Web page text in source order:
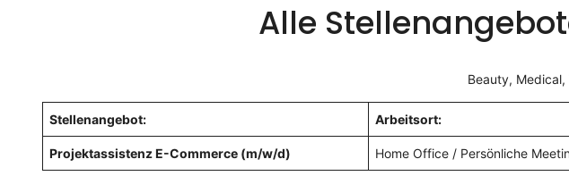
Alle
Beauty, Medical,
Stellenangebot: Arbeitsort:
Projektassistenz E-Commerce (m/w/d) Home Office / Persönliche